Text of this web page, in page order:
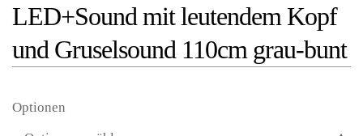
LED+Sound mit leutendem Kopf
und Gruselsound 110cm grau-bunt
Optionen